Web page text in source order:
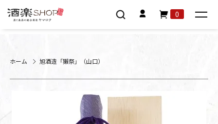
0
ホーム 旭酒造「獺祭」（山口）